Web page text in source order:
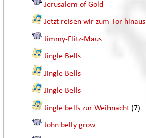
Jerusalem of Gold
Jetzt reisen wir zum Tor hinaus
Jimmy-Flitz-Maus
Jingle Bells
Jingle Bells
Jingle Bells
Jingle bells zur Weihnacht (7)
John belly grow